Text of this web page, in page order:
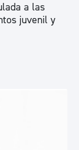
a las
juvenil y